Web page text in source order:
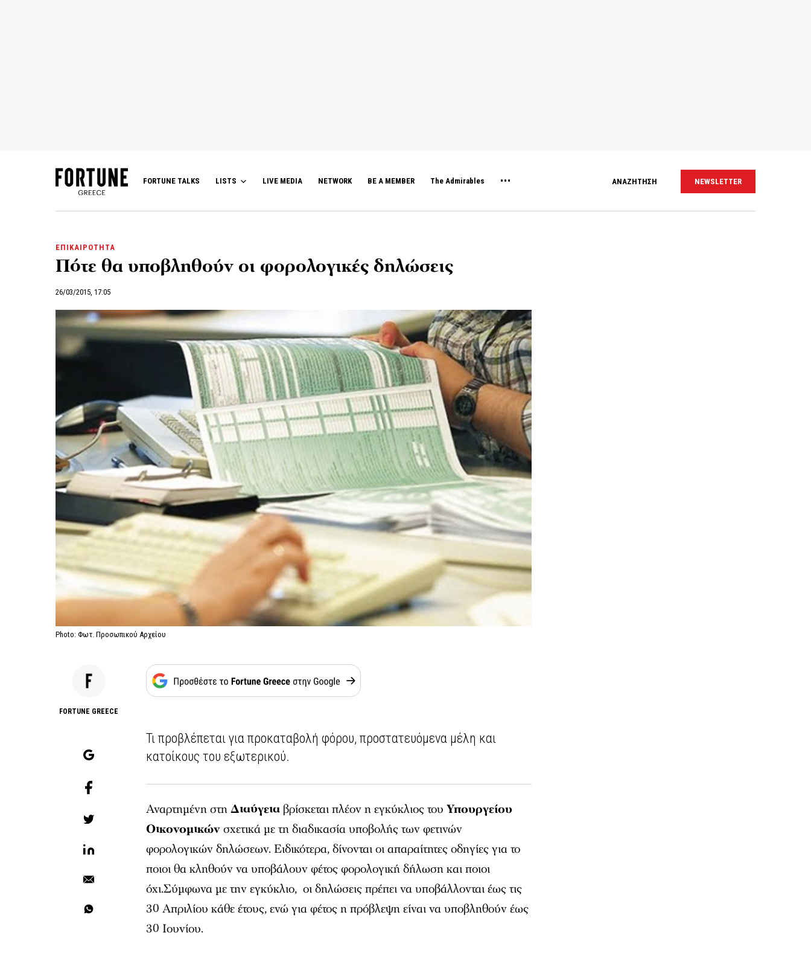
FORTUNE TALKS LISTS LIVE MEDIA NETWORK BE A MEMBER The Admirables ΑΝΑΖΗΤΗΣΗ NEWSLETTER
ΕΠΙΚΑΙΡΟΤΗΤΑ
Πότε θα υποβληθούν οι φορολογικές δηλώσεις
26/03/2015, 17:05
Photo: Φωτ. Προσωπικού Αρχείου
FORTUNE GREECE
Τι προβλέπεται για προκαταβολή φόρου, προστατευόμενα μέλη και
κατοίκους του εξωτερικού.
Αναρτημένη στηΔιαύγεια βρίσκεται πλέον η εγκύκλιος τουΥπουργείου
Οικονομικώνσχετικά με τη διαδικασία υποβολής των φετινών
φορολογικών δηλώσεων. Ειδικότερα, δίνονται οι απαραίτητες οδηγίες για το
ποιοι θα κληθούν να υποβάλουν φέτος φορολογική δήλωση και ποιοι
όχι.Σύμφωνα με την εγκύκλιο, οι δηλώσεις πρέπει να υποβάλλονται έως τις
30 Απριλίου κάθε έτους, ενώ για φέτος η πρόβλεψη είναι να υποβληθούν έως
30 Ιουνίου.